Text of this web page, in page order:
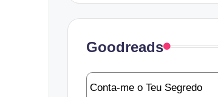
Goodreads
Conta-me o Teu Segredo